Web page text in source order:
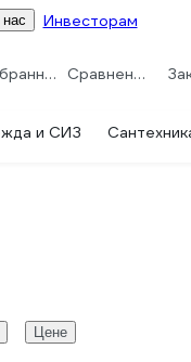
Инвесторам
Избранное Сравнение
и СИЗ
Цене